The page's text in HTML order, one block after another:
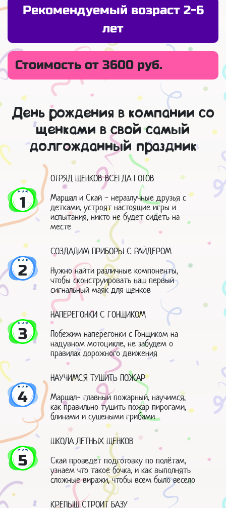
Рекомендуемый возраст 2-6
лет
Стоимость от 3600 руб.
День рождения в компании со
щенками в свой самый
долгожданный праздник
1
ОТРЯД ЩЕНКОВ ВСЕГДА ГОТОВ
Маршал и Скай - неразлучные друзья с
детками, устроят настоящие игры и
испытания, никто не будет сидеть на
месте
2
СОЗДАДИМ ПРИБОРЫ С РАЙДЕРОМ
Нужно найти различные компоненты,
чтобы сконструировать наш первый
сигнальный маяк для щенков
3
НАПЕРЕГОНКИ С ГОНЩИКОМ
Побежим наперегонки с Гонщиком на
надувном мотоцикле, не забудем о
правилах дорожного движения
4
НАУЧИМСЯ ТУШИТЬ ПОЖАР
Маршал- главный пожарный, научимся,
как правильно тушить пожар пирогами,
блинами и сушеными грибами
5
ШКОЛА ЛЕТНЫХ ЩЕНКОВ
Скай проведет подготовку по полётам,
узнаем что такое бочка, и как выполнять
сложные виражи, чтобы всем было весело
КРЕПЫШ СТРОИТ БАЗУ